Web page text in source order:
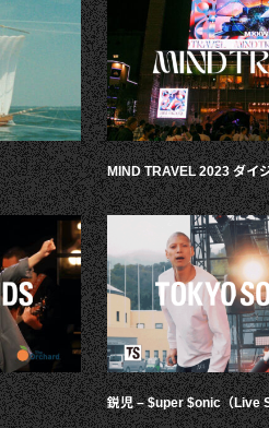
MIND TRAVEL 2023 ダイ
鋭児 – $uper $onic（Live